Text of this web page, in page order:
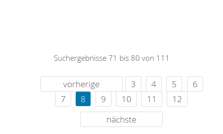
Suchergebnisse 71 bis 80 von 111
vorherige 3 4 5
6
7
8 9 10 11
12
nächste